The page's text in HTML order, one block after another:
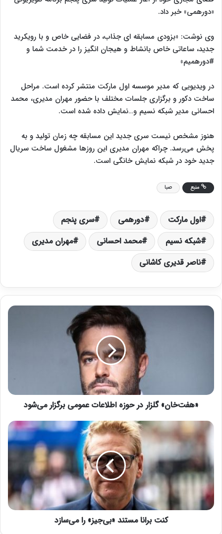
«دورهمی» خبر داد.
وی نوشت: «بزودی مسابقه ای جذاب، در فضایی خاص و با رویکرید
جدید، ساعاتی خاص بانشاط و هیجان انگیز را در خدمت شما و
#دورهمیم»
در ویدیویی که مدیر موسسه اول مارکت منتشر کرده است. مراحل
ساخت دکور و برگزاری جلسات مختلف با حضور مهران مدیری، محمد
احسانی مدیر شبکه نسیم و…نمایش داده شده است.
هنوز مشخص نیست سری جدید این مسابقه چه زمان تولید و به
پخش می‌رسد. چراکه مهران مدیری این روزها مشغول ساخت سریال
جدید خود در شبکه نمایش خانگی است.
منبع صبا
اول مارکت دورهمی
سری پنجم
شبکه نسیم
محمد احسانی
مهران مدیری
ناصر قدیری کاشانی
«
گ
ا
ر
ح
و
ز
ه
ا
«هفت‌خان» گلزار در حوزه اطلاعات عمومی برگزار می‌شود
ک
ب
ر
ا
ن
ا
م
کنت برانا مستند «بی‌جیز» را می‌سازد